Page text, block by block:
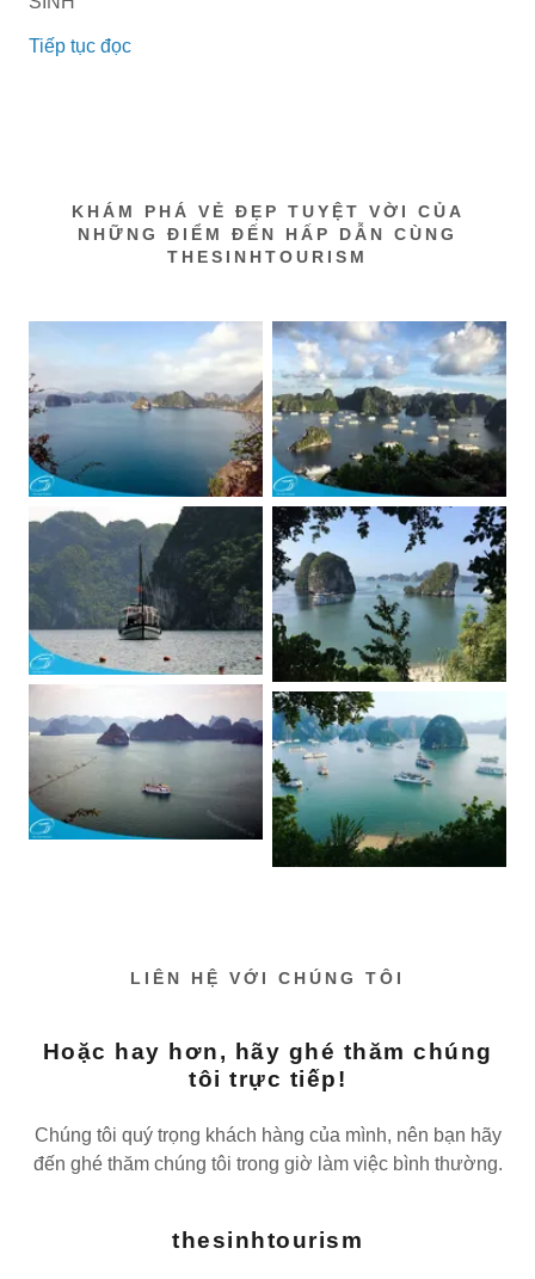
Tiếp tục đọc
KHÁM PHÁ VẺ ĐẸP TUYỆT VỜI CỦA
NHỮNG ĐIỂM ĐẾN HẤP DẪN CÙNG
THESINHTOURISM
LIÊN HỆ VỚI CHÚNG TÔI
Hoặc hay hơn, hãy ghé thăm chúng
tôi trực tiếp!
Chúng tôi quý trọng khách hàng của mình, nên bạn hãy
đến ghé thăm chúng tôi trong giờ làm việc bình thường.
thesinhtourism